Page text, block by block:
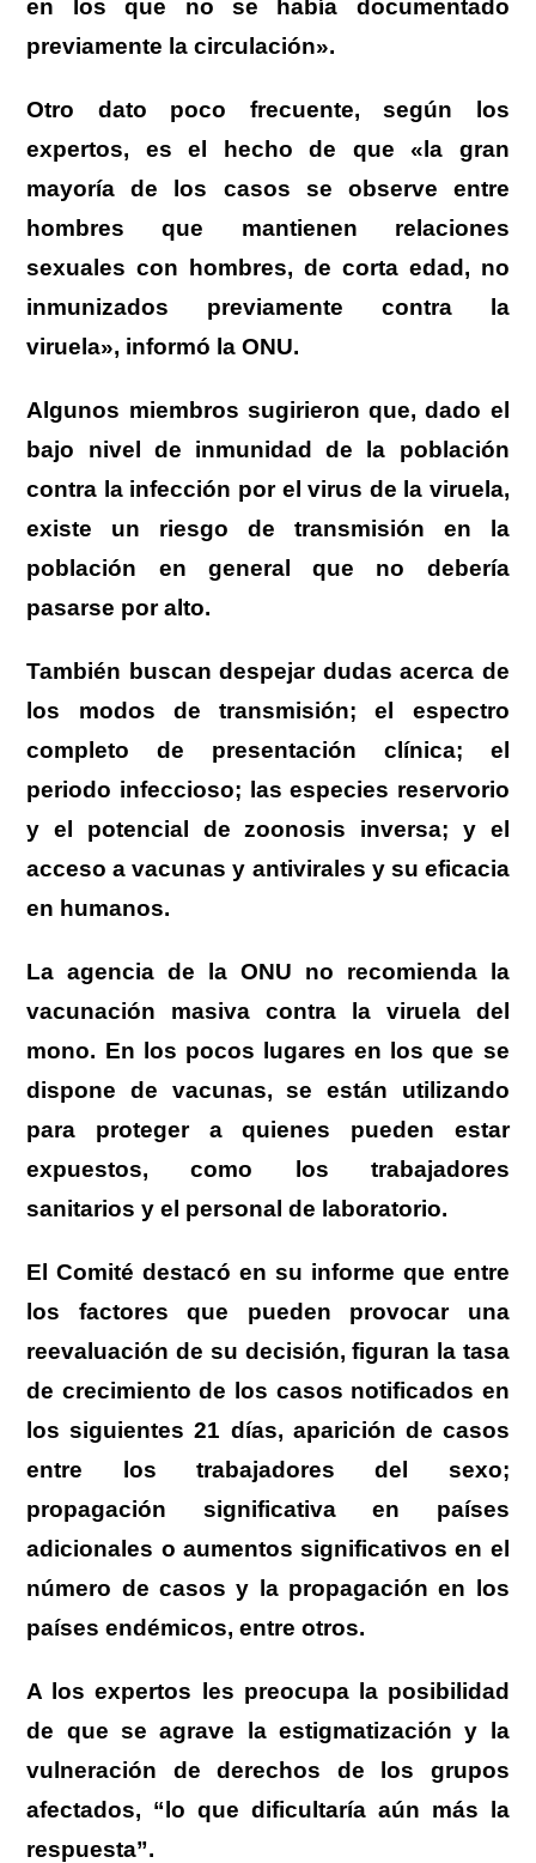
en los que no se había documentado
previamente la circulación».
Otro dato poco frecuente, según los
expertos, es el hecho de que «la gran
mayoría de los casos se observe entre
hombres que mantienen relaciones
sexuales con hombres, de corta edad, no
inmunizados previamente contra la
viruela», informó la ONU.
Algunos miembros sugirieron que, dado el
bajo nivel de inmunidad de la población
contra la infección por el virus de la viruela,
existe un riesgo de transmisión en la
población en general que no debería
pasarse por alto.
También buscan despejar dudas acerca de
los modos de transmisión; el espectro
completo de presentación clínica; el
periodo infeccioso; las especies reservorio
y el potencial de zoonosis inversa; y el
acceso a vacunas y antivirales y su eficacia
en humanos.
La agencia de la ONU no recomienda la
vacunación masiva contra la viruela del
mono. En los pocos lugares en los que se
dispone de vacunas, se están utilizando
para proteger a quienes pueden estar
expuestos, como los trabajadores
sanitarios y el personal de laboratorio.
El Comité destacó en su informe que entre
los factores que pueden provocar una
reevaluación de su decisión, figuran la tasa
de crecimiento de los casos notificados en
los siguientes 21 días, aparición de casos
entre los trabajadores del sexo;
propagación significativa en países
adicionales o aumentos significativos en el
número de casos y la propagación en los
países endémicos, entre otros.
A los expertos les preocupa la posibilidad
de que se agrave la estigmatización y la
vulneración de derechos de los grupos
afectados, “lo que dificultaría aún más la
respuesta”.